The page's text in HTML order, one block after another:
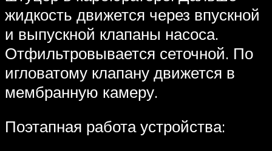
жидкость движется через впускной
и выпускной клапаны насоса.
Отфильтровывается сеточной. По
игловатому клапану движется в
мембранную камеру.
Поэтапная работа устройства: